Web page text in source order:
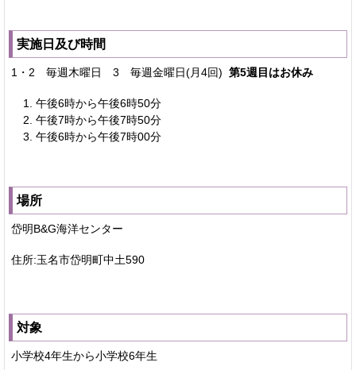
実施日及び時間
1・2 毎週木曜日 3 毎週金曜日(月4回) 第5週目はお休み
午後6時から午後6時50分
午後7時から午後7時50分
午後6時から午後7時00分
場所
岱明B&G海洋センター
住所:玉名市岱明町中土590
対象
小学校4年生から小学校6年生